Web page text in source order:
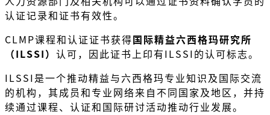
认证记录和证书有效性。
CLMP课程和认证证书获得国际精益六西格玛研究所
（ILSSI） 认可，因此证书上印有ILSSI的认可标志。
ILSSI是一个推动精益与六西格玛专业知识及国际交流
的机构，其成员和专业网络来自不同国家及地区，并持
续通过课程、认证和国际研讨活动推动行业发展。